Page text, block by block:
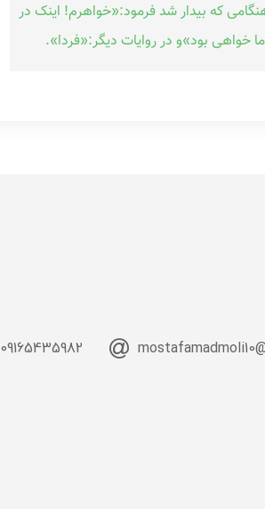
که بیدار شد فرمود:«خواهرم! اینک در
خواهی بود»و در روایات دیگر:«فردا».
09165435982